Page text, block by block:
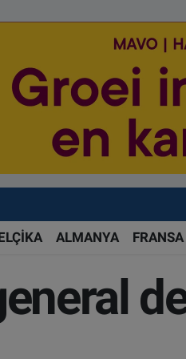
ALMANYA FRANSA